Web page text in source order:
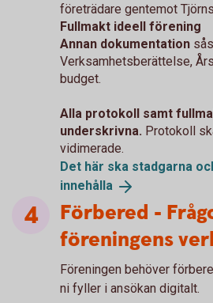
företrädare gentemot
Fullmakt ideell förening
Annan dokumentation
Verksamhetsberättelse,
budget.
Alla protokoll samt
underskrivna. Protokoll
vidimerade.
Det här ska stadgarna
innehålla
Förbered -
föreningens
Föreningen behöver
ni fyller i ansökan digitalt.